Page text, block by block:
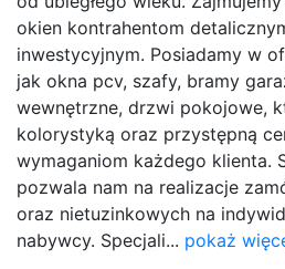
okien kontrahentom
inwestycyjnym. Posiadamy w
jak okna pcv, szafy, bramy
wewnętrzne, drzwi pokojowe,
kolorystyką oraz przystępną
wymaganiom każdego klienta.
pozwala nam na realizacje
oraz nietuzinkowych na
nabywcy. Specjali... pokaż